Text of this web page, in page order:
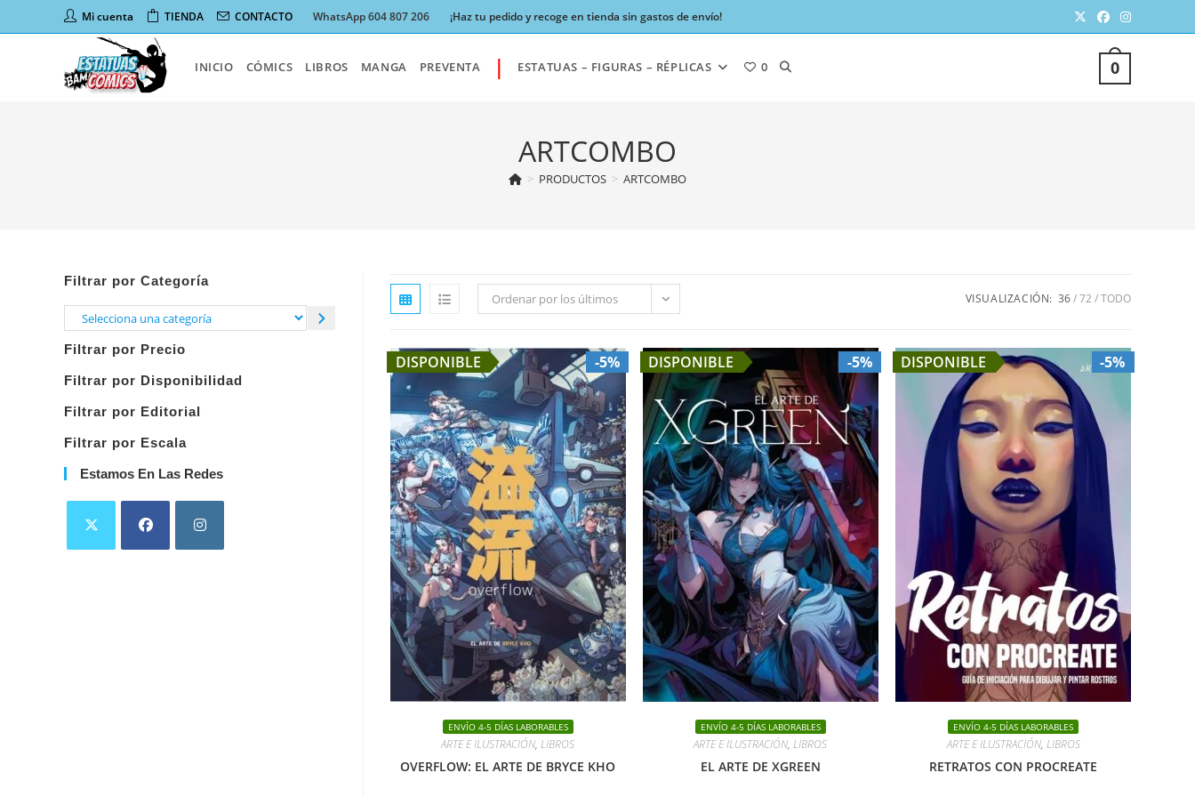
al
Mi cuenta TIENDA CONTACTO WhatsApp 604 807 206 ¡Haz tu pedido y recoge en tienda sin gastos de envío!
0
INICIO CÓMICS LIBROS MANGA PREVENTA | ESTATUAS – FIGURAS – RÉPLICAS 0 ALTERNAR
ARTCOMBO
> PRODUCTOS > ARTCOMBO
Ordenar por los últimos VISUALIZACIÓN: 36 72 TODO
DISPONIBLE -5%
ENVÍO 4-5 DÍAS LABORABLES
ARTE E ILUSTRACIÓN,LIBROS
OVERFLOW: EL ARTE DE BRYCE KHO
DISPONIBLE -5%
ENVÍO 4-5 DÍAS LABORABLES
ARTE E ILUSTRACIÓN,LIBROS
EL ARTE DE XGREEN
DISPONIBLE -5%
ENVÍO 4-5 DÍAS LABORABLES
ARTE E ILUSTRACIÓN, LIBROS
RETRATOS CON PROCREATE
Filtrar por Categoría
Selecciona
categoría
Filtrar por Precio
Filtrar por Disponibilidad
Filtrar por Editorial
Filtrar por Escala
Estamos En Las Redes